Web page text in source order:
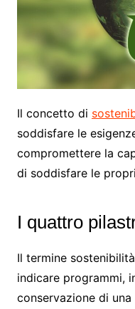
Il concetto di
soddisfare le
compromettere la
di soddisfare le
I quattro
Il termine
indicare programmi,
conservazione di